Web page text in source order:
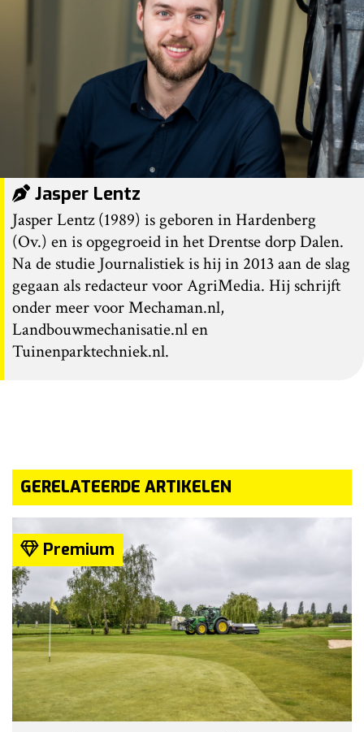
Jasper Lentz
Jasper Lentz (1989) is geboren in Hardenberg
(Ov.) en is opgegroeid in het Drentse dorp Dalen.
Na de studie Journalistiek is hij in 2013 aan de slag
gegaan als redacteur voor AgriMedia. Hij schrijft
onder meer voor Mechaman.nl,
Landbouwmechanisatie.nl en
Tuinenparktechniek.nl.
GERELATEERDE ARTIKELEN
Premium